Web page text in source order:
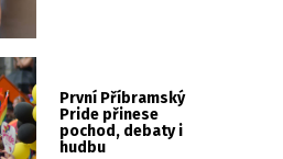
První Příbramský
Pride přinese
pochod, debaty i
hudbu